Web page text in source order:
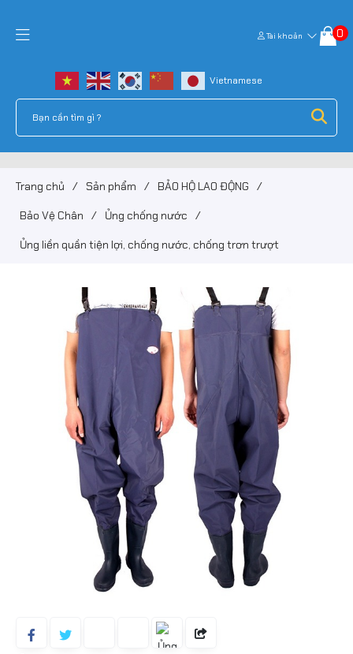
Tài khoản 0
Trang chủ / Sản phẩm / BẢO HỘ LAO ĐỘNG /
Bảo Vệ Chân / Ủng chống nước /
Ủng liền quần tiện lợi, chống nước, chống trơn trượt